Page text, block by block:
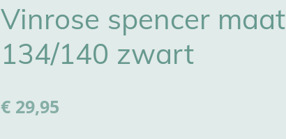
Vinrose spencer maat
134/140 zwart
€ 29,95